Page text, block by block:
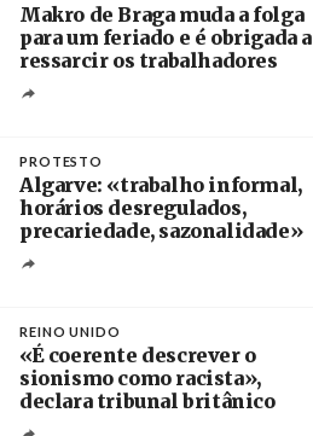
Makro de Braga muda a folga
para um feriado e é obrigada a
ressarcir os trabalhadores
PROTESTO
Algarve: «trabalho informal,
horários desregulados,
precariedade, sazonalidade»
REINO UNIDO
«É coerente descrever o
sionismo como racista»,
declara tribunal britânico